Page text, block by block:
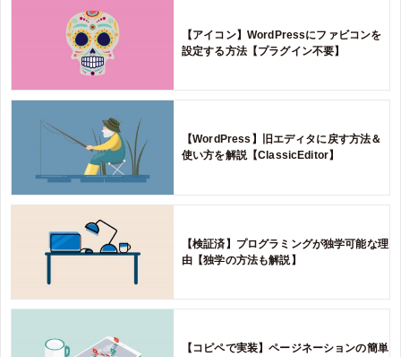
【アイコン】WordPressにファビコンを
設定する方法【プラグイン不要】
【WordPress】旧エディタに戻す方法＆
使い方を解説【ClassicEditor】
【検証済】プログラミングが独学可能な理
由【独学の方法も解説】
【コピペで実装】ページネーションの簡単